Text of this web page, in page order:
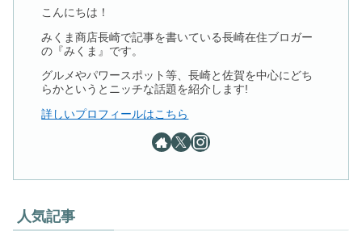
こんにちは！
みくま商店長崎で記事を書いている長崎在住ブロガー
の『みくま』です。
グルメやパワースポット等、長崎と佐賀を中心にどち
らかというとニッチな話題を紹介します!
詳しいプロフィールはこちら
人気記事